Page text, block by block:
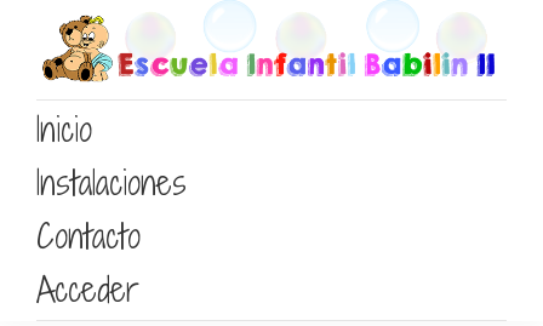
navegación
contenido
principal
Escuela
infantil
Babilin
Inicio
Instalaciones
Contacto
Acceder